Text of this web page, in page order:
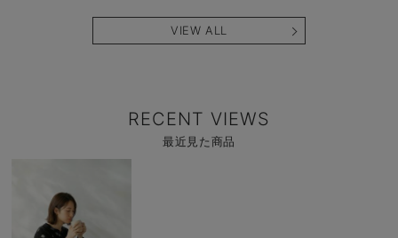
VIEW ALL
RECENT VIEWS
最近見た商品